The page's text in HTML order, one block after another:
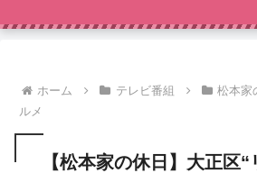
ホーム テレビ番組 松本家
ルメ
【松本家の休日】大正区